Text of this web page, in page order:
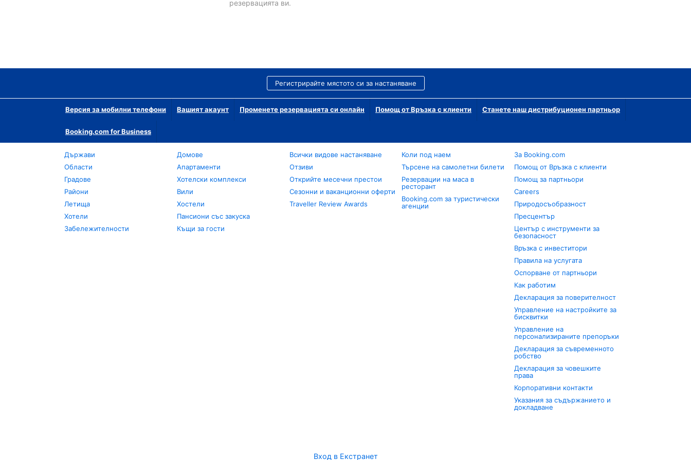
резервацията ви.
Регистрирайте мястото си за настаняване
Версия за мобилни телефони Вашият акаунт Променете резервацията си онлайн Помощ от Връзка с клиенти Станете наш дистрибуционен партньор
Booking.com for Business
Държави
Области
Градове
Райони
Летища
Хотели
Забележителности
Домове
Апартаменти
Хотелски комплекси
Вили
Хостели
Пансиони със закуска
Къщи за гости
Всички видове настаняване
Отзиви
Открийте месечни престои
Сезонни и ваканционни оферти
Traveller Review Awards
Коли под наем
Търсене на самолетни билети
Резервации на маса в
ресторант
Booking.com за туристически
агенции
За Booking.com
Помощ от Връзка с клиенти
Помощ за партньори
Careers
Природосъобразност
Пресцентър
Център с инструменти за
безопасност
Връзка с инвеститори
Правила на услугата
Оспорване от партньори
Как работим
Декларация за поверителност
Управление на настройките за
бисквитки
Управление на
персонализираните препоръки
Декларация за съвременното
робство
Декларация за човешките
права
Корпоративни контакти
Указания за съдържанието и
докладване
Вход в Екстранет